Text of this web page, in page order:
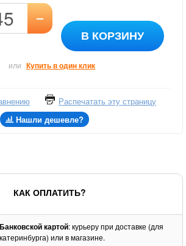
–
В КОРЗИНУ
или Купить в один клик
Распечатать эту страницу
Нашли дешевле?
КАК ОПЛАТИТЬ?
Банковской картой: курьеру при доставке (для
или в магазине.